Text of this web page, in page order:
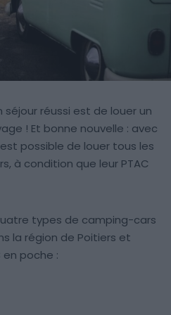
réussi est de louer un
! Et bonne nouvelle : avec
est possible de louer tous les
à condition que leur PTAC
types de camping-cars
la région de Poitiers et
en poche :